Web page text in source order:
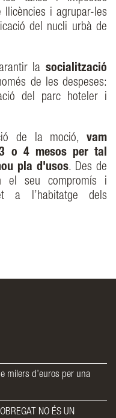
llicències i agrupar-les
del nucli urbà de
la socialització
de les despeses:
del parc hoteler i
de la moció, vam
o 4 mesos per tal
pla d'usos. Des de
el seu compromís i
a l’habitatge dels
milers d’euros per una
NO ÉS UN